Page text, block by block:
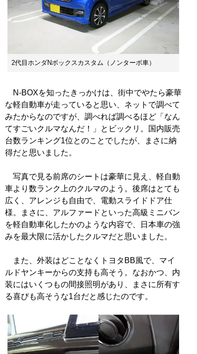
2代目ホンダNボックスカスタム（ノンターボ車）
N-BOXを知ったきっかけは、街中でやたら豪華
な軽自動車が走っていると思い、ネットで調べて
みたからなのですが、調べれば調べるほど「なん
てすごいクルマなんだ！」とビックリ。国内販売
台数ランキング1位とのことでしたが、まさに納
得だと思いました。
写真で見る前席のシートは豪華に見え、軽自動
車より数ランク上のクルマのよう。後席はとても
広く、アレンジも自由で、電動スライドドア仕
様。まさに、アルファードといった高級ミニバン
を軽自動車化したかのような内容で、日本車の強
みを最大限に活かしたクルマだと思いました。
また、外装はどことなくトヨタBB風で、マイ
ルドヤンキーからの支持も高そう。なおかつ、内
装にはいくつもの間接照明があり、まさに所有す
る喜びも高そうな1台だと感じたのです。